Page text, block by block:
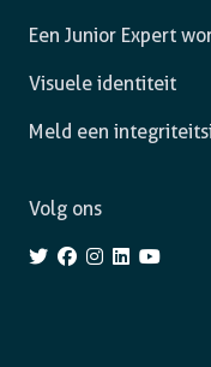
Een Junior Expert
Visuele identiteit
Meld een
Volg ons